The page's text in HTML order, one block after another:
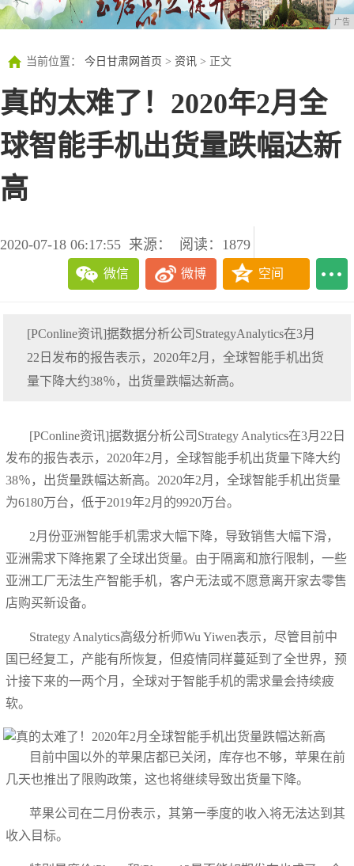
广告
当前位置： 今日甘肃网首页 > 资讯 > 正文
真的太难了！2020年2月全
球智能手机出货量跌幅达新
高
2020-07-18 06:17:55 来源： 阅读：1879
微信 微博 空间
[PConline资讯]据数据分析公司StrategyAnalytics在3月
22日发布的报告表示，2020年2月，全球智能手机出货
量下降大约38％，出货量跌幅达新高。
[PConline资讯]据数据分析公司Strategy Analytics在3月22日
发布的报告表示，2020年2月，全球智能手机出货量下降大约
38％，出货量跌幅达新高。2020年2月，全球智能手机出货量
为6180万台，低于2019年2月的9920万台。
2月份亚洲智能手机需求大幅下降，导致销售大幅下滑，
亚洲需求下降拖累了全球出货量。由于隔离和旅行限制，一些
亚洲工厂无法生产智能手机，客户无法或不愿意离开家去零售
店购买新设备。
Strategy Analytics高级分析师Wu Yiwen表示，尽管目前中
国已经复工，产能有所恢复，但疫情同样蔓延到了全世界，预
计接下来的一两个月，全球对于智能手机的需求量会持续疲
软。
目前中国以外的苹果店都已关闭，库存也不够，苹果在前
几天也推出了限购政策，这也将继续导致出货量下降。
苹果公司在二月份表示，其第一季度的收入将无法达到其
收入目标。